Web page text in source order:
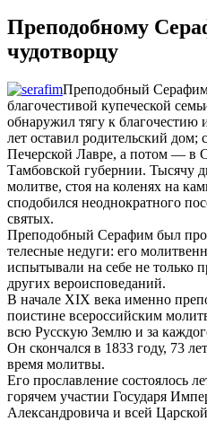
Преподобному
чудотворцу
Преподобный
благочестивой купеческой
обнаружил тягу к
лет оставил родительский дом;
Печерской Лавре, а потом — в
Тамбовской губернии. Тысячу
молитве, стоя на коленях на
сподобился неоднократного
святых.
Преподобный Серафим был
телесные недуги: его
испытывали на себе не только
других вероисповеданий.
В начале XIX века именно
поистине всероссийским
всю Русскую Землю и за
Он скончался в 1833 году, 73
время молитвы.
Его прославление состоялось
горячем участии Государя
Александровича и всей